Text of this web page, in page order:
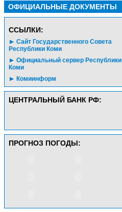
ОФИЦИАЛЬНЫЕ ДОКУМЕНТЫ
CСЫЛКИ:
Сайт Государственного Совета
Республики Коми
Официальный сервер Республики
Коми
Комиинформ
ЦЕНТРАЛЬНЫЙ БАНК РФ:
ПРОГНОЗ ПОГОДЫ: